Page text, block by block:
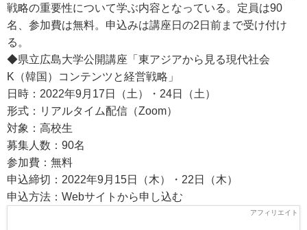
戦略の重要性について学ぶ内容となっている。定員は90
名、参加費は無料。申込みは講座日の2日前まで受け付け
る。
◆県立広島大学公開講座「東アジアから見る現代社会
K（韓国）コンテンツと経営戦略」
日時：2022年9月17日（土）・24日（土）
形式：リアルタイム配信（Zoom）
対象：高校生
募集人数：90名
参加費：無料
申込締切：2022年9月15日（木）・22日（木）
申込方法：Webサイトから申し込む